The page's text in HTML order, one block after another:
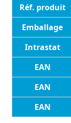
Réf. produit
Emballage
Intrastat
EAN
EAN
EAN